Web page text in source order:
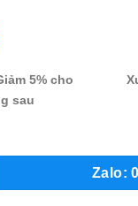
5% cho
sau
Zalo: